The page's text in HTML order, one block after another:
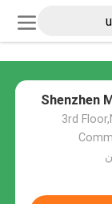
Shenzhen
3rd